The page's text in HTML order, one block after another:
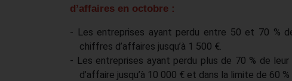
d’affaires en octobre :
- Les entreprises ayant perdu entre 50 et 70 %
chiffres d’affaires jusqu’à 1 500 €.
- Les entreprises ayant perdu plus de 70 % de
d’affaire jusqu’à 10 000 € et dans la limite de 60